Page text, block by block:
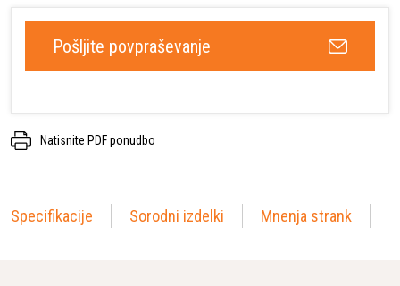
Pošljite povpraševanje
Natisnite PDF ponudbo
Specifikacije Sorodni izdelki Mnenja strank